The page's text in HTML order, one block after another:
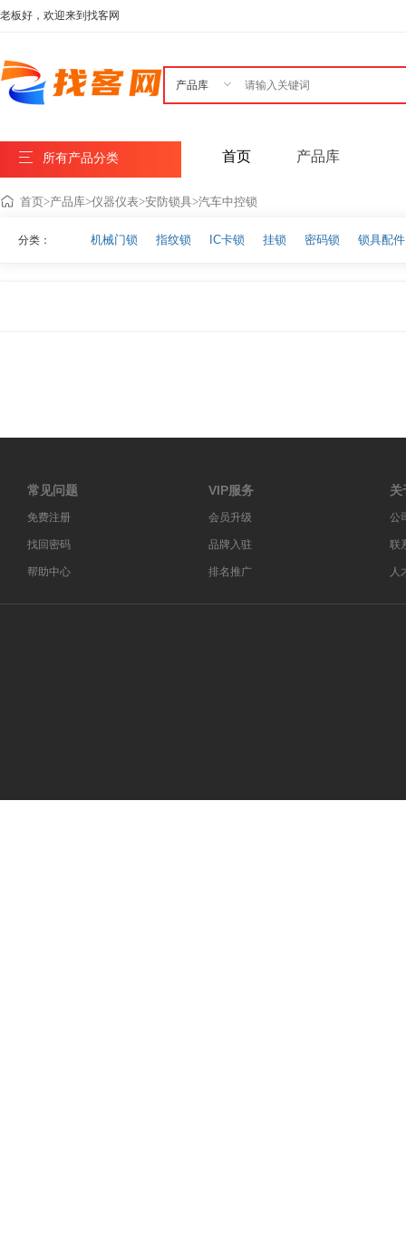
老板好，欢迎来到找客网
 所有产品分类 首页 产品库
首页>产品库>仪器仪表>安防锁具>汽车中控锁
分类： 机械门锁 指纹锁 IC卡锁 挂锁 密码锁 锁具配件
常见问题
免费注册
找回密码
帮助中心
VIP服务
会员升级
品牌入驻
排名推广
关
公
联
人